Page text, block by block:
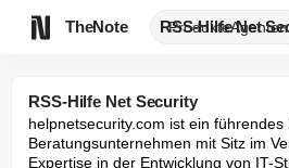
TheNote ProdukteAgenten
RSS-Hilfe Net
RSS-Hilfe Net Security
helpnetsecurity.com ist ein führendes
Beratungsunternehmen mit Sitz im
Expertise in der Entwicklung von IT-